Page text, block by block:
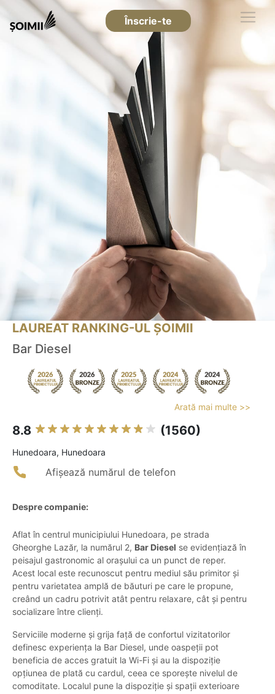
Înscrie-te
LAUREAT RANKING-UL ȘOIMII
Bar Diesel
Arată mai multe >>
8.8 (1560)
Hunedoara, Hunedoara
Afișează numărul de telefon
Despre companie:
Aflat în centrul municipiului Hunedoara, pe strada
Gheorghe Lazăr, la numărul 2, Bar Diesel se evidențiază în
peisajul gastronomic al orașului ca un punct de reper.
Acest local este recunoscut pentru mediul său primitor și
pentru varietatea amplă de băuturi pe care le propune,
creând un cadru potrivit atât pentru relaxare, cât și pentru
socializare între clienți.
Serviciile moderne și grija față de confortul vizitatorilor
definesc experiența la Bar Diesel, unde oaspeții pot
beneficia de acces gratuit la Wi-Fi și au la dispoziție
opțiunea de plată cu cardul, ceea ce sporește nivelul de
comoditate. Localul pune la dispoziție și spații exterioare